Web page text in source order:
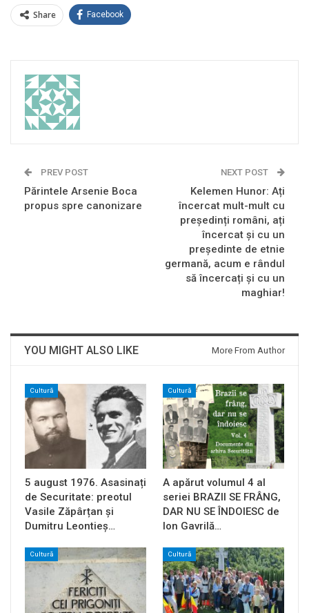
Share Facebook
PREV POST
Părintele Arsenie Boca
propus spre canonizare
NEXT POST
Kelemen Hunor: Ați
încercat mult-mult cu
președinți români, ați
încercat și cu un
președinte de etnie
germană, acum e rândul
să încercați și cu un
maghiar!
YOU MIGHT ALSO LIKE More From Author
Cultură
5 august 1976. Asasinați
de Securitate: preotul
Vasile Zăpârțan și
Dumitru Leontieș…
Cultură
A apărut volumul 4 al
seriei BRAZII SE FRÂNG,
DAR NU SE ÎNDOIESC de
Ion Gavrilă…
Cultură Cultură